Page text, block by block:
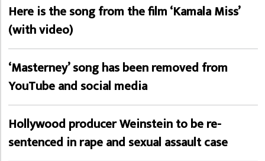
Here is the song from the film ‘Kamala Miss’
(with video)
‘Masterney’ song has been removed from
YouTube and social media
Hollywood producer Weinstein to be re-
sentenced in rape and sexual assault case